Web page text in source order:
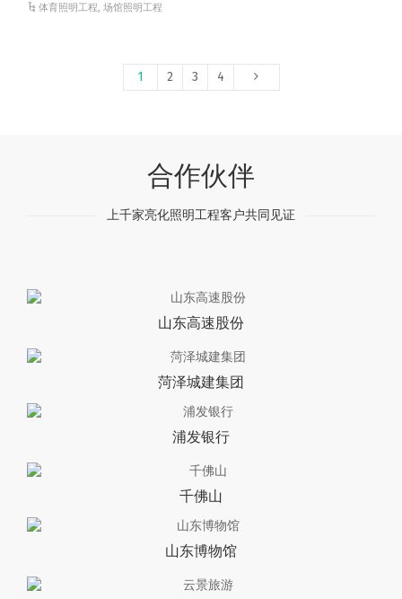
体育照明工程,场馆照明工程
1 2 3 4
合作伙伴
上千家亮化照明工程客户共同见证
山东高速股份
菏泽城建集团
浦发银行
千佛山
山东博物馆